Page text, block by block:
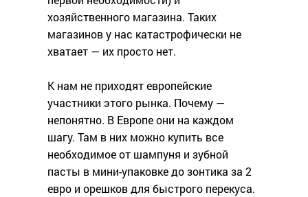
хозяйственного магазина. Таких
магазинов у нас катастрофически не
хватает — их просто нет.
К нам не приходят европейские
участники этого рынка. Почему —
непонятно. В Европе они на каждом
шагу. Там в них можно купить все
необходимое от шампуня и зубной
пасты в мини-упаковке до зонтика за 2
евро и орешков для быстрого перекуса.